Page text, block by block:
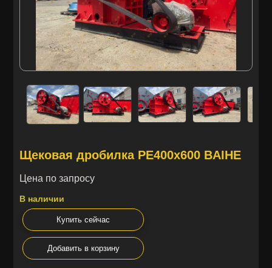
Щековая дробилка PE400x600 BAIHE
Цена по запросу
В наличии
Купить сейчас
Добавить в корзину